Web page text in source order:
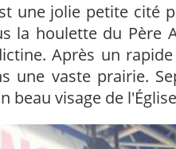
une jolie petite cité
la houlette du Père
Après un
une vaste prairie.
beau visage de